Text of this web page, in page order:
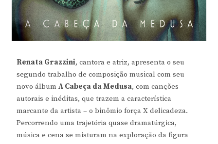
Renata Grazzini, cantora e atriz, apresenta o seu
segundo trabalho de composição musical com seu
novo álbum A Cabeça da Medusa, com canções
autorais e inéditas, que trazem a característica
marcante da artista – o binômio força X delicadeza.
Percorrendo uma trajetória quase dramatúrgica,
música e cena se misturam na exploração da figura